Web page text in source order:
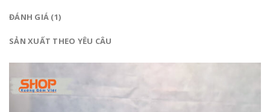
ĐÁNH GIÁ (1)
SẢN XUẤT THEO YÊU CÂU